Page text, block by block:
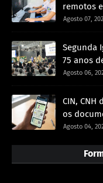
remotos
Agosto 07,
Segunda
75 anos
Agosto 06,
CIN, CNH
os
Agosto 04,